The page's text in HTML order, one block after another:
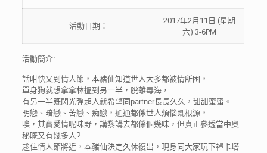
活動日期：
2017年2月11日 (星期
六) 3-6PM
活動簡介:
話咁快又到情人節，本豬仙知道世人大多都被情所困，
單身狗就想拿拿林搵到另一半，脫離毒海，
有另一半既閃光彈超人就希望同partner長長久久，甜甜蜜蜜。
明戀、暗戀、苦戀、痴戀，通通都係世人煩惱既根源，
唉，其實愛情呢味野，講黎講去都係個幾味，但真正參透當中奧
秘嘅又有幾多人?
趁住情人節將近，本豬仙決定久休復出，現身同大家玩下禪卡塔